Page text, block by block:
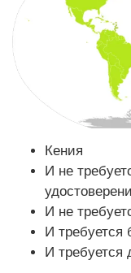
Кения
И не
И не
И требуется
И требуется